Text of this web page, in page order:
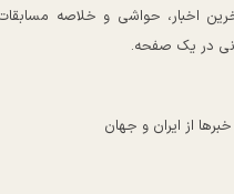
اخبار، حواشی و خلاصه
در یک صفحه.
از ایران و جهان